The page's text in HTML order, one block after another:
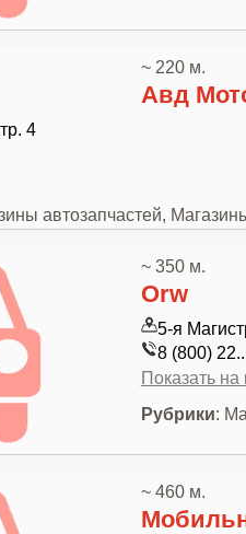
~ 220 м.
Авд
4
автозапчастей,
~ 350 м.
Orw
5-я
8 (800)
Показать на
Рубрики:
~ 460 м.